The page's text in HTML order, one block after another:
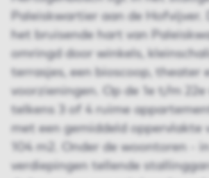
Paleiskwartier aan de Hofvijver.
het bruisende hart van
omringd door winkels,
terrasjes, een bioscoop, theater
voorzieningen. Op de 1e t/m
telkens 3 of 4 ruime
met een gemiddeld oppervlakte
104 m2. Onder de woontoren - in
verdiepingen tellende